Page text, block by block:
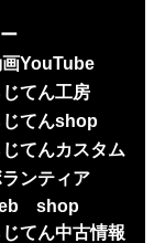
YouTube
じてん工房
じてんshop
じてんカスタム
ンティア
shop
じてん中古情報